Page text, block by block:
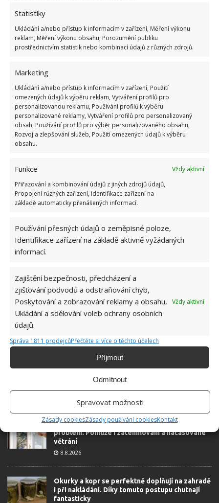
Statistiky
Ukládání a/nebo přístup k informacím v zařízení, Měření výkonu
reklam, Měření výkonu obsahu, Porozumění publiku
prostřednictvím statistik nebo kombinací údajů z různých zdrojů.
Marketing
Ukládání a/nebo přístup k informacím v zařízení, Použití
omezených údajů k výběru reklam, Vytváření profilů pro
personalizovanou reklamu, Používání profilů k výběru
personalizované reklamy, Vytváření profilů pro personalizovaný
obsah, Používání profilů pro výběr personalizovaného obsahu,
Rozvoj a zlepšování služeb, Použití omezených údajů k výběru
obsahu.
Funkce
Vždy aktivní
Přiřazování a kombinování údajů z jiných zdrojů údajů,
Propojení různých zařízení, Identifikace zařízení na
základě automaticky přenášených informací.
Používání přesných údajů o zeměpisné poloze,
Identifikace zařízení na základě aktivně vyžádaných
informací.
Zajištění bezpečnosti, předcházení a
zjišťování podvodů a odstraňování chyb,
Poskytování a zobrazování reklamy a obsahu,
Ukládání a sdělování voleb ochrany osobních
údajů.
Vždy aktivní
Správa 1811 prodejcůPřečtěte si více o těchto účelech
Příjmout
Odmítnout
Spravovat možnosti
Zásady cookiesZásady používání cookiesKontakt
OBLÍBENÉ ČLÁNKY
Pokuta až 10 000 Kč hrozí za nesprávné sekání i
nesekání trávy. Záleží i na prostředku a lokaci
1.6.2026
Test znalostí o každodenní realitě za
komunismu: 10 retro otázek ukáže, kdo má
23.6.2026
chemikálií je odpudí i citron s hřebíčkem
Díky vhodné přípravě nebudou letní horka
problém. Pomůže i zatemňování a načasované
větrání
8.8.2026
Okurky a kopr se perfektně doplňují na zahradě
i při nakládání. Díky tomuto postupu chutnají
fantasticky